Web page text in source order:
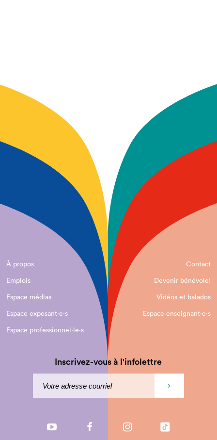
À propos
Contact
Emplois
Devenir bénévole!
Espace médias
Vidéos et balados
Espace exposant·e⋅s
Espace enseignant·e⋅s
Espace professionnel·le⋅s
Inscrivez-vous à l'infolettre